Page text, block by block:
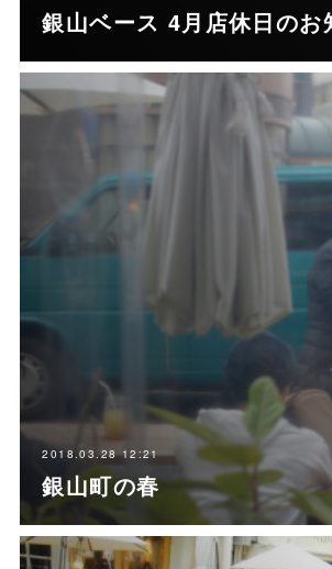
銀山ベース 4月店休日のお
2018.03.28 12:21
銀山町の春